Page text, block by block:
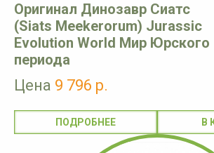
Оригинал Динозавр Сиатс
(Siats Meekerorum) Jurassic
Evolution World Мир Юрского
периода
Цена 9 796 р.
ПОДРОБНЕЕ